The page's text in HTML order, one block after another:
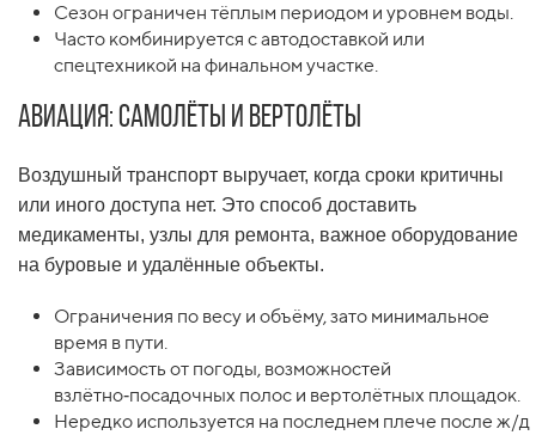
Сезон ограничен тёплым периодом и уровнем воды.
Часто комбинируется с автодоставкой или
спецтехникой на финальном участке.
Авиация: самолёты и вертолёты
Воздушный транспорт выручает, когда сроки критичны
или иного доступа нет. Это способ доставить
медикаменты, узлы для ремонта, важное оборудование
на буровые и удалённые объекты.
Ограничения по весу и объёму, зато минимальное
время в пути.
Зависимость от погоды, возможностей
взлётно‑посадочных полос и вертолётных площадок.
Нередко используется на последнем плече после ж/д